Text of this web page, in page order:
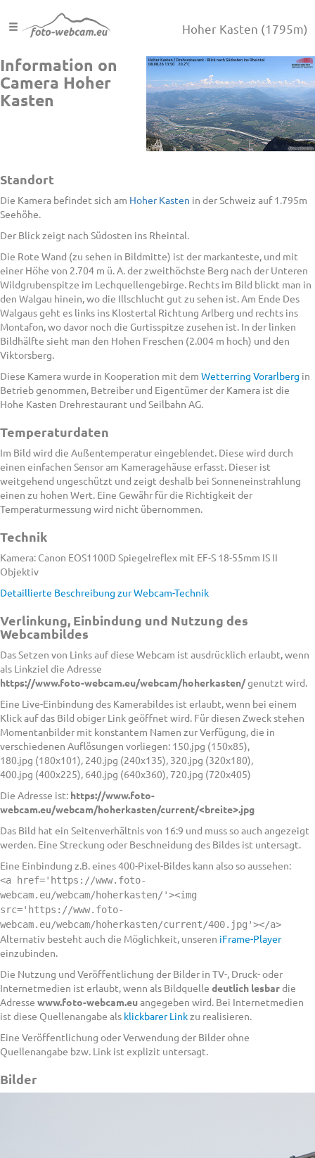
Hoher Kasten (1795m)
Information on
Camera Hoher
Kasten
Standort
Die Kamera befindet sich am Hoher Kasten in der Schweiz auf 1.795m
Seehöhe.
Der Blick zeigt nach Südosten ins Rheintal.
Die Rote Wand (zu sehen in Bildmitte) ist der markanteste, und mit
einer Höhe von 2.704 m ü. A. der zweithöchste Berg nach der Unteren
Wildgrubenspitze im Lechquellengebirge. Rechts im Bild blickt man in
den Walgau hinein, wo die Illschlucht gut zu sehen ist. Am Ende Des
Walgaus geht es links ins Klostertal Richtung Arlberg und rechts ins
Montafon, wo davor noch die Gurtisspitze zusehen ist. In der linken
Bildhälfte sieht man den Hohen Freschen (2.004 m hoch) und den
Viktorsberg.
Diese Kamera wurde in Kooperation mit dem Wetterring Vorarlberg in
Betrieb genommen, Betreiber und Eigentümer der Kamera ist die
Hohe Kasten Drehrestaurant und Seilbahn AG.
Temperaturdaten
Im Bild wird die Außentemperatur eingeblendet. Diese wird durch
einen einfachen Sensor am Kameragehäuse erfasst. Dieser ist
weitgehend ungeschützt und zeigt deshalb bei Sonneneinstrahlung
einen zu hohen Wert. Eine Gewähr für die Richtigkeit der
Temperaturmessung wird nicht übernommen.
Technik
Kamera: Canon EOS1100D Spiegelreflex mit EF-S 18-55mm IS II
Objektiv
Detaillierte Beschreibung zur Webcam-Technik
Verlinkung, Einbindung und Nutzung des
Webcambildes
Das Setzen von Links auf diese Webcam ist ausdrücklich erlaubt, wenn
als Linkziel die Adresse
https://www.foto-webcam.eu/webcam/hoherkasten/genutzt wird.
Eine Live-Einbindung des Kamerabildes ist erlaubt, wenn bei einem
Klick auf das Bild obiger Link geöffnet wird. Für diesen Zweck stehen
Momentanbilder mit konstantem Namen zur Verfügung, die in
verschiedenen Auflösungen vorliegen: 150.jpg (150x85),
180.jpg (180x101), 240.jpg (240x135), 320.jpg (320x180),
400.jpg (400x225), 640.jpg (640x360), 720.jpg (720x405)
Die Adresse ist: https://www.foto-
webcam.eu/webcam/hoherkasten/current/<breite>.jpg
Das Bild hat ein Seitenverhältnis von 16:9 und muss so auch angezeigt
werden. Eine Streckung oder Beschneidung des Bildes ist untersagt.
Eine Einbindung z.B. eines 400-Pixel-Bildes kann also so aussehen:
<a href='https://www.foto-
webcam.eu/webcam/hoherkasten/'><img
src='https://www.foto-
webcam.eu/webcam/hoherkasten/current/400.jpg'></a>
Alternativ besteht auch die Möglichkeit, unseren iFrame-Player
einzubinden.
Die Nutzung und Veröffentlichung der Bilder in TV-, Druck- oder
Internetmedien ist erlaubt, wenn als Bildquelle deutlich lesbardie
Adresse www.foto-webcam.euangegeben wird. Bei Internetmedien
ist diese Quellenangabe als klickbarer Linkzu realisieren.
Eine Veröffentlichung oder Verwendung der Bilder ohne
Quellenangabe bzw. Link ist explizit untersagt.
Bilder